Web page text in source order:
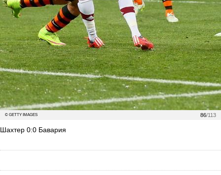
86/113
© GETTY IMAGES
Шахтер 0:0 Бавария